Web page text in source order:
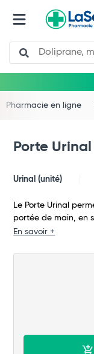
Search
Pharmacie en ligne
Porte
Urinal (unité)
Le Porte Urinal
portée de main, en
En savoir +